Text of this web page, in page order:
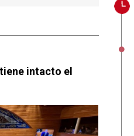
intacto el